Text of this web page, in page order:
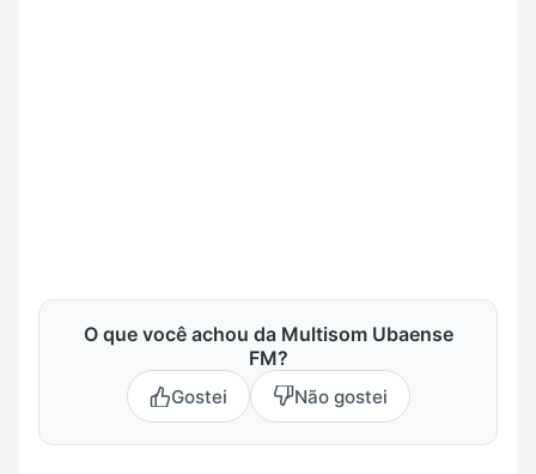
O que você achou da Multisom Ubaense
FM?
Gostei Não gostei